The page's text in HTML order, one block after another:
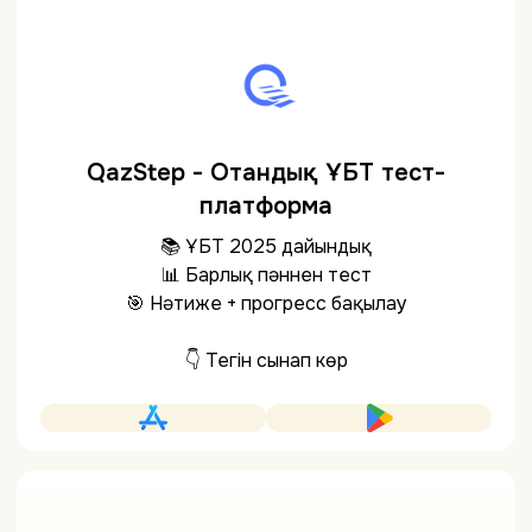
QazStep - Отандық ҰБТ тест-
платформа
📚 ҰБТ 2025 дайындық
📊 Барлық пәннен тест
🎯 Нәтиже + прогресс бақылау
👇 Тегін сынап көр